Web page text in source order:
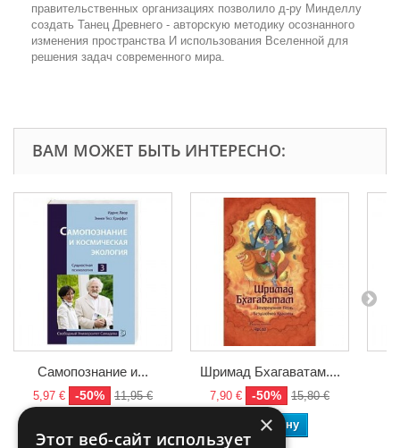
правительственных организациях позволило д-ру Минделлу
создать Танец Древнего - авторскую методику осознанного
изменения пространства И использования Вселенной для
решения задач современного мира.
ВАМ МОЖЕТ БЫТЬ ИНТЕРЕСНО:
Самопознание и...
5,97 € -50% 11,95 €
Шримад Бхагаватам....
7,90 € -50% 15,80 €
В корзину
×
Этот веб-сайт использует